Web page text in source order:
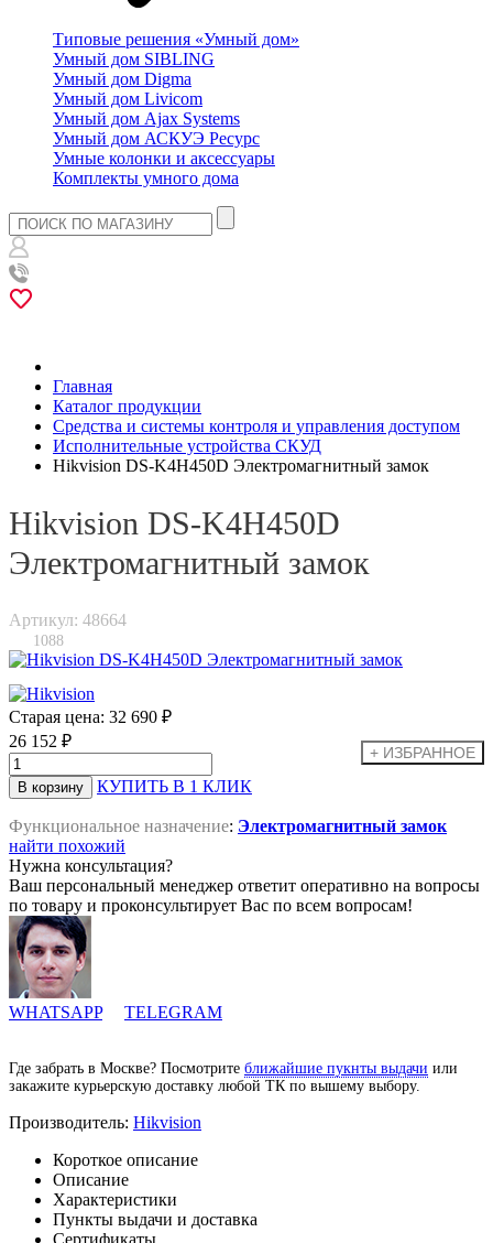
Типовые решения «Умный дом»
Умный дом SIBLING
Умный дом Digma
Умный дом Livicom
Умный дом Ajax Systems
Умный дом АСКУЭ Ресурс
Умные колонки и аксессуары
Комплекты умного дома
Главная
Каталог продукции
Средства и системы контроля и управления доступом
Исполнительные устройства СКУД
Hikvision DS-K4H450D Электромагнитный замок
Hikvision DS-K4H450D
Электромагнитный замок
Артикул: 48664
1088
Старая цена: 32 690 ₽
26 152 ₽
КУПИТЬ В 1 КЛИК
Функциональное назначение: Электромагнитный замок
найти похожий
Нужна консультация?
Ваш персональный менеджер ответит оперативно на вопросы
по товару и проконсультирует Вас по всем вопросам!
WHATSAPP TELEGRAM
Где забрать в Москве? Посмотрите ближайшие пукнты выдачи или
закажите курьерскую доставку любой ТК по вышему выбору.
Производитель: Hikvision
Короткое описание
Описание
Характеристики
Пункты выдачи и доставка